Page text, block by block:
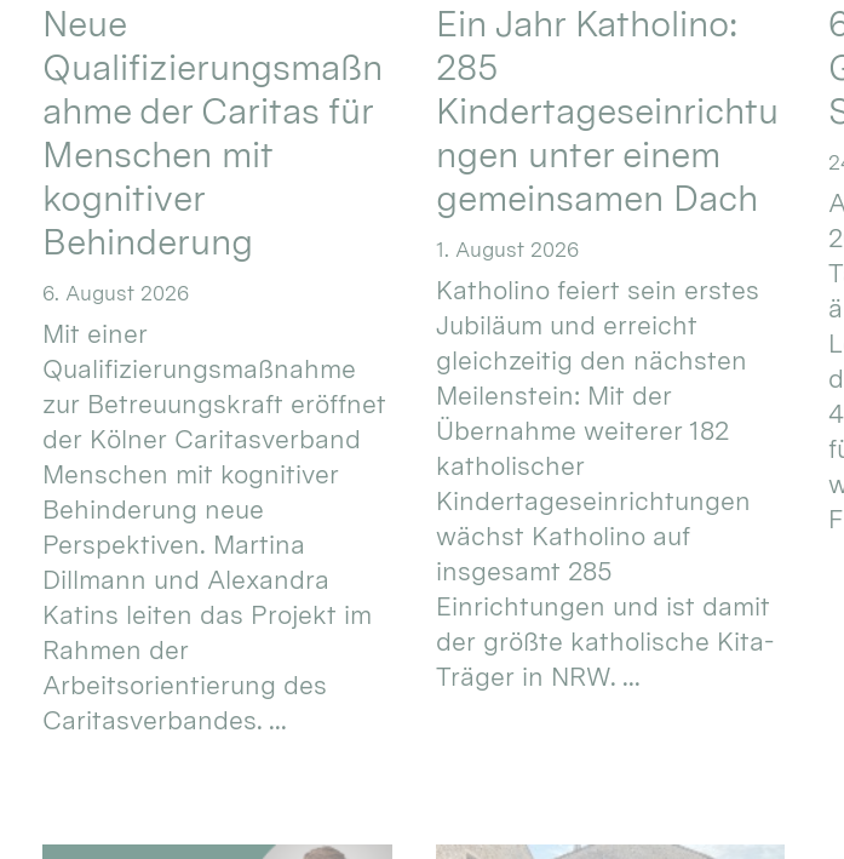
Neue
Qualifizierungsmaßn
ahme der Caritas für
Menschen mit
kognitiver
Behinderung
6. August 2026
Mit einer
Qualifizierungsmaßnahme
zur Betreuungskraft eröffnet
der Kölner Caritasverband
Menschen mit kognitiver
Behinderung neue
Perspektiven. Martina
Dillmann und Alexandra
Katins leiten das Projekt im
Rahmen der
Arbeitsorientierung des
Caritasverbandes. ...
Ein Jahr Katholino:
285
Kindertageseinrichtu
ngen unter einem
gemeinsamen Dach
1. August 2026
Katholino feiert sein erstes
Jubiläum und erreicht
gleichzeitig den nächsten
Meilenstein: Mit der
Übernahme weiterer 182
katholischer
Kindertageseinrichtungen
wächst Katholino auf
insgesamt 285
Einrichtungen und ist damit
der größte katholische Kita-
Träger in NRW. ...